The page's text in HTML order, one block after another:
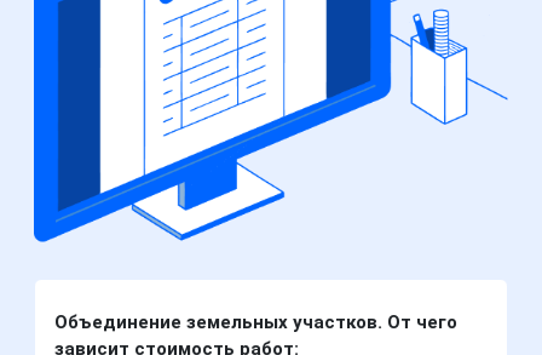
Объединение земельных участков. От чего
зависит стоимость работ: